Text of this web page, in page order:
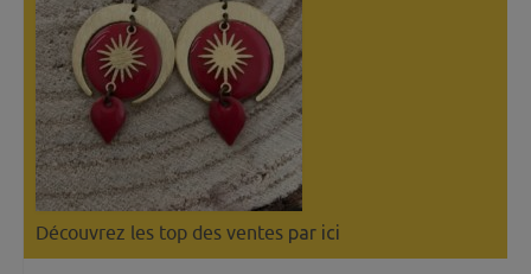
Découvrez les top des ventes par ici